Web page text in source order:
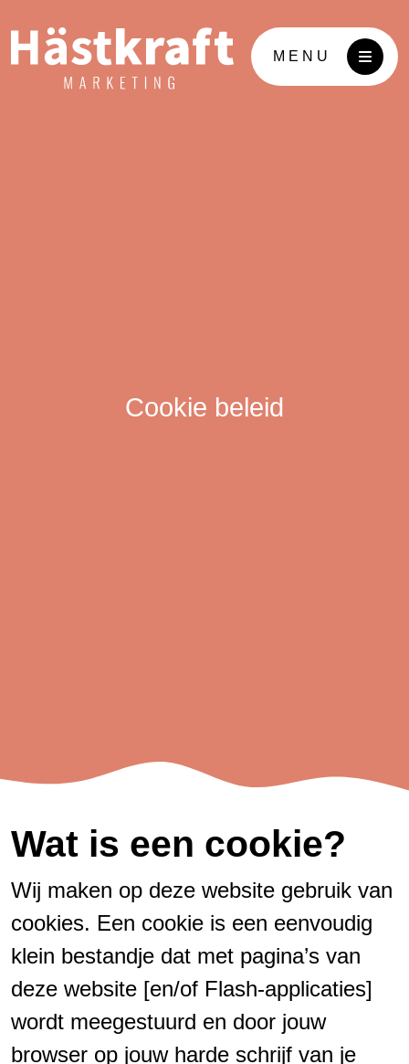
MENU
Cookie beleid
Wat is een cookie?
Wij maken op deze website gebruik van
cookies. Een cookie is een eenvoudig
klein bestandje dat met pagina’s van
deze website [en/of Flash-applicaties]
wordt meegestuurd en door jouw
browser op jouw harde schrijf van je